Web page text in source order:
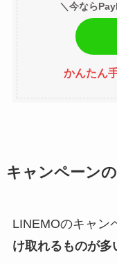
＼今なら
かんたん
キャンペーン
LINEMOのキャン
け取れるものが多